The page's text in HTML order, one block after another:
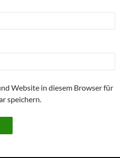
Website in diesem Browser für
speichern.